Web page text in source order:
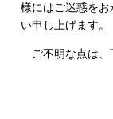
様にはご迷惑を
い申し上げます。
ご不明な点は、